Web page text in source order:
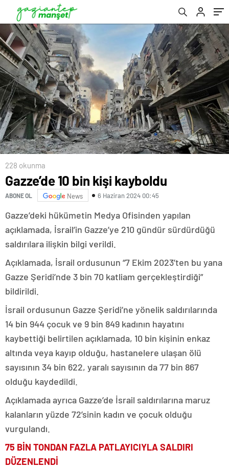
228 okunma
Gazze’de 10 bin kişi kayboldu
ABONE OL News 6 Haziran 2024 00:45
Gazze’deki hükümetin Medya Ofisinden yapılan
açıklamada, İsrail’in Gazze’ye 210 gündür sürdürdüğü
saldırılara ilişkin bilgi verildi.
Açıklamada, İsrail ordusunun “7 Ekim 2023’ten bu yana
Gazze Şeridi’nde 3 bin 70 katliam gerçekleştirdiği”
bildirildi.
İsrail ordusunun Gazze Şeridi’ne yönelik saldırılarında
14 bin 944 çocuk ve 9 bin 849 kadının hayatını
kaybettiği belirtilen açıklamada, 10 bin kişinin enkaz
altında veya kayıp olduğu, hastanelere ulaşan ölü
sayısının 34 bin 622, yaralı sayısının da 77 bin 867
olduğu kaydedildi.
Açıklamada ayrıca Gazze’de İsrail saldırılarına maruz
kalanların yüzde 72’sinin kadın ve çocuk olduğu
vurgulandı.
75 BİN TONDAN FAZLA PATLAYICIYLA SALDIRI
DÜZENLENDİ